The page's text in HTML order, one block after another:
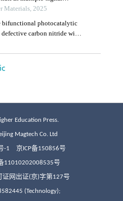
Education Press.
Magtech Co. Ltd
-1 京ICP备150856号
11010202008535号
证网出证(京)字第127号
(Technology);